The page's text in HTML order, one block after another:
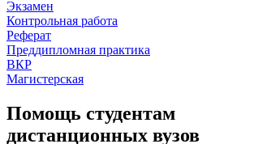
Экзамен
Контрольная работа
Реферат
Преддипломная практика
ВКР
Магистерская
Помощь студентам
дистанционных вузов